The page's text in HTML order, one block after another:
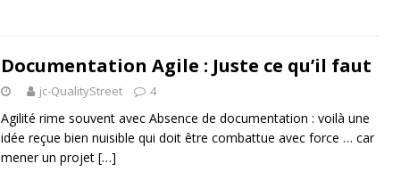
Documentation Agile : Juste ce qu’il faut
jc-QualityStreet 4
Agilité rime souvent avec Absence de documentation : voilà une
idée reçue bien nuisible qui doit être combattue avec force … car
mener un projet […]